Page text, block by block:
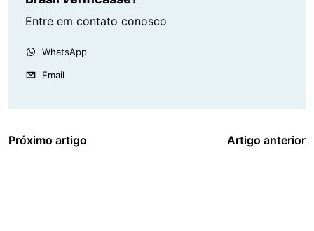
Entre em contato conosco
WhatsApp
Email
Próximo artigo Artigo anterior